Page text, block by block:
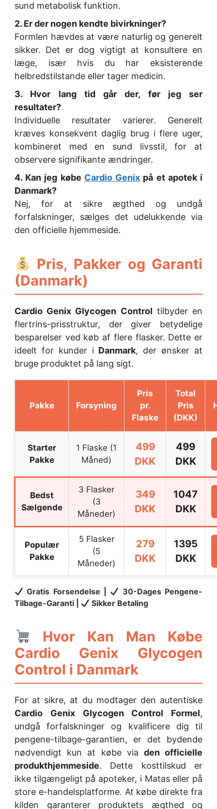
sund metabolisk funktion.
2. Er der nogen kendte bivirkninger?
Formlen hævdes at være naturlig og generelt
sikker. Det er dog vigtigt at konsultere en
læge, især hvis du har eksisterende
helbredstilstande eller tager medicin.
3. Hvor lang tid går der, før jeg ser
resultater?
Individuelle resultater varierer. Generelt
kræves konsekvent daglig brug i flere uger,
kombineret med en sund livsstil, for at
observere signifikante ændringer.
4. Kan jeg købe Cardio Genix på et apotek i
Danmark?
Nej, for at sikre ægthed og undgå
forfalskninger, sælges det udelukkende via
den officielle hjemmeside.
Pris, Pakker og Garanti
(Danmark)
Cardio Genix Glycogen Control tilbyder en
flertrins-prisstruktur, der giver betydelige
besparelser ved køb af flere flasker. Dette er
ideelt for kunder i Danmark, der ønsker at
bruge produktet på lang sigt.
Pakke Forsyning
Pris
pr.
Flaske
Total
Pris
(DKK)
Starter
Pakke
1 Flaske (1
Måned)
499
DKK
499
DKK
Bedst
Sælgende
3 Flasker
(3
Måneder)
349
DKK
1047
DKK
Populær
Pakke
5 Flasker
(5
Måneder)
279
DKK
1395
DKK
Gratis Forsendelse |
30-Dages Pengene-
Tilbage-Garanti |
Sikker Betaling
Hvor Kan Man Købe
Cardio Genix Glycogen
Control i Danmark
For at sikre, at du modtager den autentiske
Cardio Genix Glycogen Control Formel,
undgå forfalskninger og kvalificere dig til
pengene-tilbage-garantien, er det bydende
nødvendigt kun at købe via den officielle
produkthjemmeside. Dette kosttilskud er
ikke tilgængeligt på apoteker, i Matas eller på
store e-handelsplatforme. At købe direkte fra
kilden garanterer produktets ægthed og